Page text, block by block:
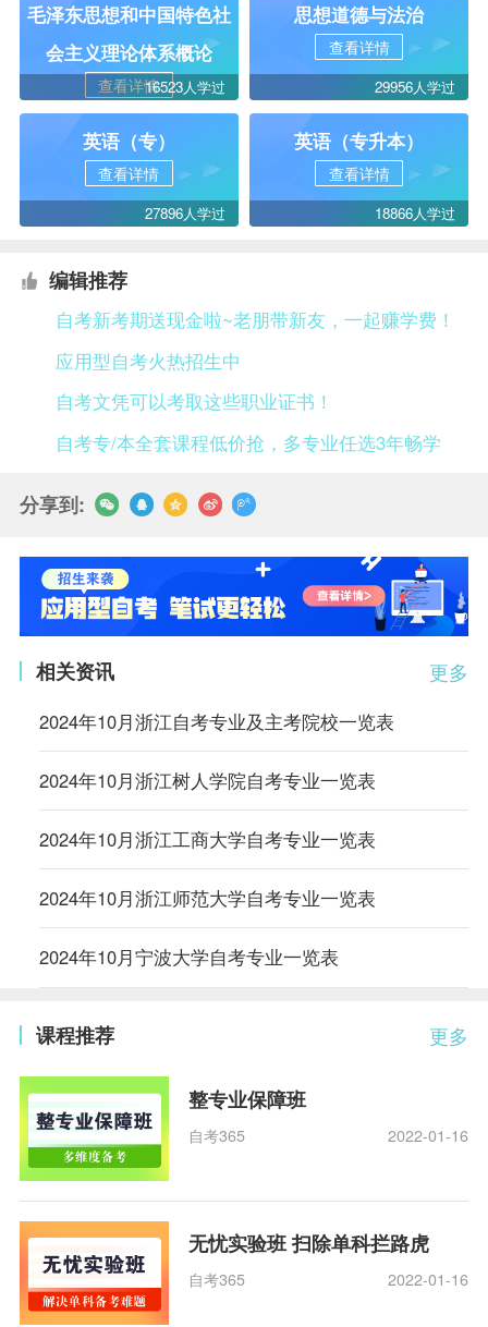
毛泽东思想和中国特色社
会主义理论体系概论
查看详情16523人学过
思想道德与法治
查看详情
29956人学过
英语（专）
查看详情
27896人学过
英语（专升本）
查看详情
18866人学过
编辑推荐
自考新考期送现金啦~老朋带新友，一起赚学费！
应用型自考火热招生中
自考文凭可以考取这些职业证书！
自考专/本全套课程低价抢，多专业任选3年畅学
分享到:
更多
相关资讯
2024年10月浙江自考专业及主考院校一览表
2024年10月浙江树人学院自考专业一览表
2024年10月浙江工商大学自考专业一览表
2024年10月浙江师范大学自考专业一览表
2024年10月宁波大学自考专业一览表
更多
课程推荐
整专业保障班
自考365 2022-01-16
无忧实验班 扫除单科拦路虎
自考365 2022-01-16